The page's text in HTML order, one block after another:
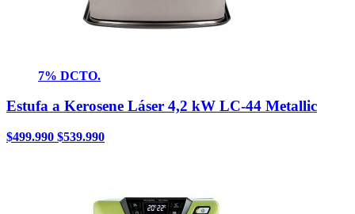
7% DCTO.
Estufa a Kerosene Láser 4,2 kW LC-44 Metallic
$499.990 $539.990